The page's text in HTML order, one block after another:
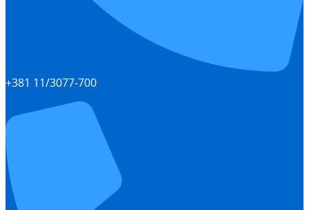
+381 11/3077-700